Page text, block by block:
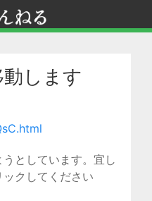
します
としています。宜し
クしてください